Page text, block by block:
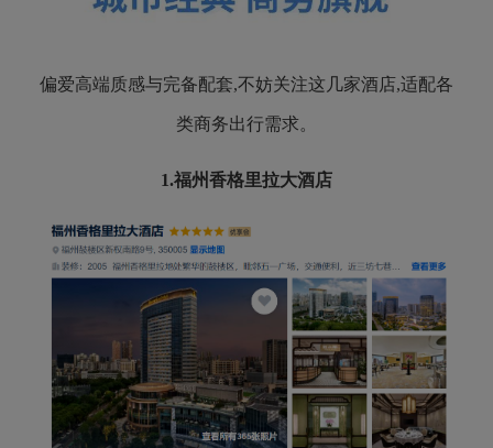
偏爱高端质感与完备配套,不妨关注这几家酒店,适配各
类商务出行需求。
1.福州香格里拉大酒店